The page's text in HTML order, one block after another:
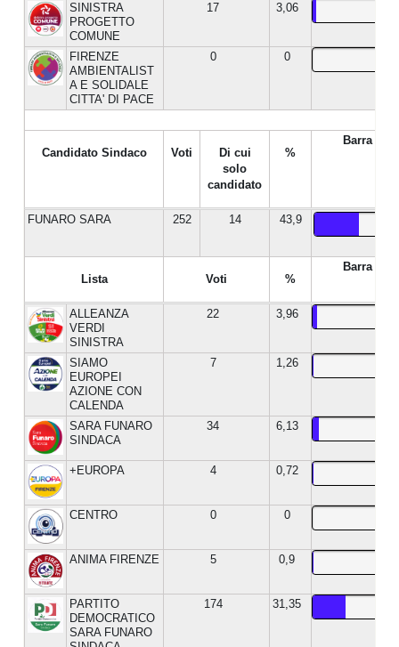
SINISTRA
PROGETTO
COMUNE
17 3,06
FIRENZE
AMBIENTALIST
A E SOLIDALE
CITTA' DI PACE
0 0
Candidato Sindaco Voti
Di cui
solo
candidato
%
Barra %
FUNARO SARA 252 14 43,9
Lista Voti %
Barra %
ALLEANZA
VERDI
SINISTRA
22 3,96
SIAMO
EUROPEI
AZIONE CON
CALENDA
7 1,26
SARA FUNARO
SINDACA
34 6,13
+EUROPA 4 0,72
CENTRO 0 0
ANIMA FIRENZE 5 0,9
PARTITO
DEMOCRATICO
SARA FUNARO
174 31,35